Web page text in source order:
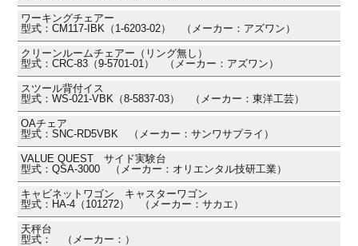
ワーキングチェアー
型式：CM117-IBK（1-6203-02） （メーカー：アズワン）
クリーンルームチェアー（リング無し）
型式：CRC-83（9-5701-01） （メーカー：アズワン）
スツール背付イス
型式：WS-021-VBK（8-5837-03） （メーカー：東洋工芸）
OAチェア
型式：SNC-RD5VBK （メーカー：サンワサプライ）
VALUE QUEST サイド実験台
型式：QSA-3000 （メーカー：オリエンタル技研工業）
キャビネットワゴン キャスターワゴン
型式：HA-4（101272） （メーカー：サカエ）
天秤台
型式： （メーカー：）